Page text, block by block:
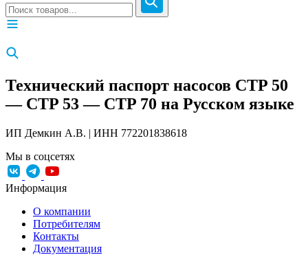
Технический паспорт насосов CTP 50
— CTP 53 — CTP 70 на Русском языке
ИП Демкин А.В. | ИНН 772201838618
Мы в соцсетях
Информация
О компании
Потребителям
Контакты
Документация